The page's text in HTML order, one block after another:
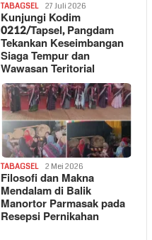
TABAGSEL 27 Juli 2026
Kunjungi Kodim
0212/Tapsel, Pangdam
Tekankan Keseimbangan
Siaga Tempur dan
Wawasan Teritorial
TABAGSEL 2 Mei 2026
Filosofi dan Makna
Mendalam di Balik
Manortor Parmasak pada
Resepsi Pernikahan